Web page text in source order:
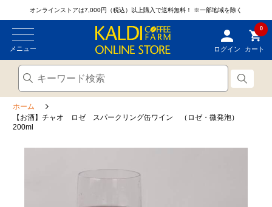
オンラインストアは7,000円（税込）以上購入で送料無料！ ※一部地域を除く
メニュー ログイン
0
カート
ホーム
【お酒】チャオ ロゼ スパークリング缶ワイン （ロゼ・微発泡）
200ml